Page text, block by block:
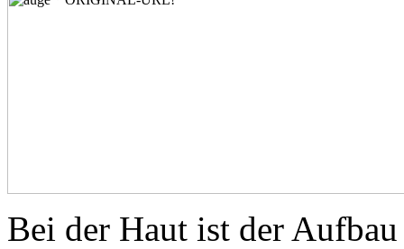
Bei der Haut ist der